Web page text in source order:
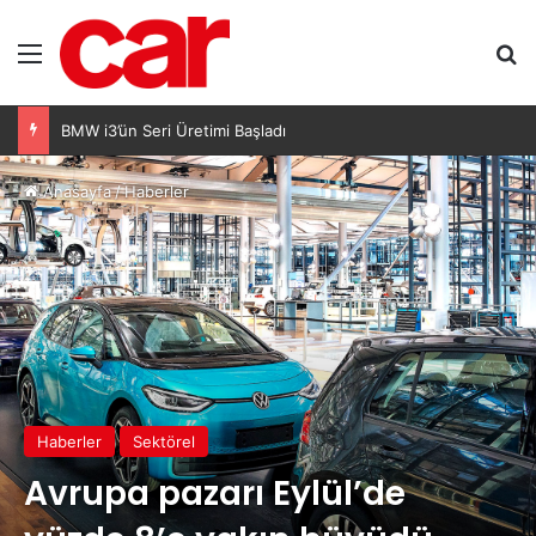
Menü
Honda, Avrupa’da büyümeyi kârlılıkla sağlayacak
Anasayfa/Haberler
Haberler Sektörel
Avrupa pazarı Eylül’de